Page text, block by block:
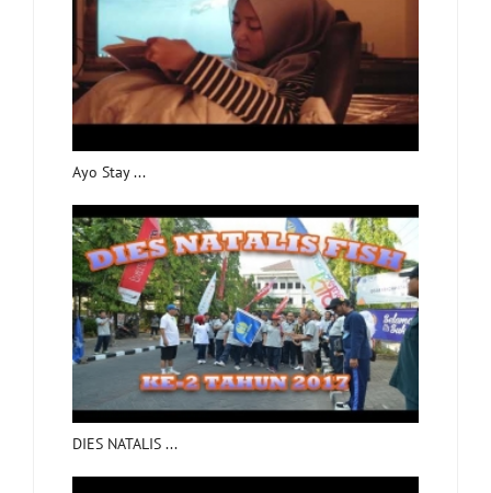
Ayo Stay ...
DIES NATALIS ...